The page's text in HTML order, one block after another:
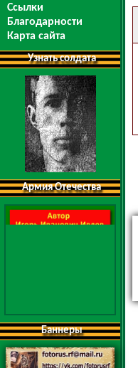
Ссылки
Благодарности
Карта сайта
Узнать солдата
Армия Отечества
Баннеры